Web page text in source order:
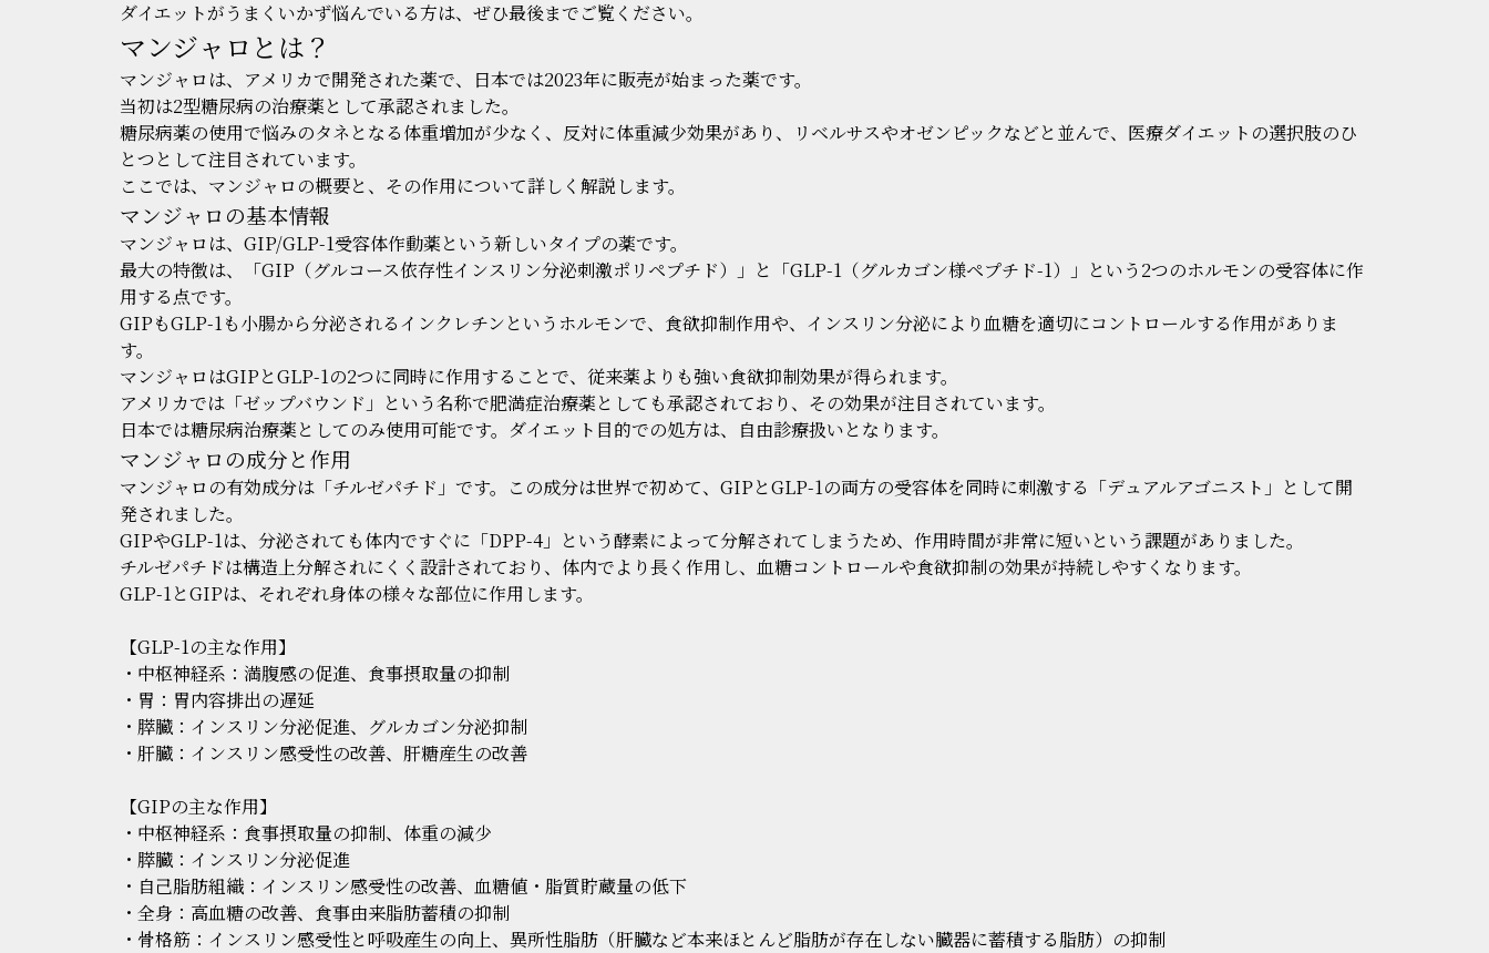
ダイエットがうまくいかず悩んでいる方は、ぜひ最後までご覧ください。
マンジャロとは？
マンジャロは、アメリカで開発された薬で、日本では2023年に販売が始まった薬です。
当初は2型糖尿病の治療薬として承認されました。
糖尿病薬の使用で悩みのタネとなる体重増加が少なく、反対に体重減少効果があり、リベルサスやオゼンピックなどと並んで、医療ダイエットの選択肢のひ
とつとして注目されています。
ここでは、マンジャロの概要と、その作用について詳しく解説します。
マンジャロの基本情報
マンジャロは、GIP/GLP-1受容体作動薬という新しいタイプの薬です。
最大の特徴は、「GIP（グルコース依存性インスリン分泌刺激ポリペプチド）」と「GLP-1（グルカゴン様ペプチド-1）」という2つのホルモンの受容体に作
用する点です。
GIPもGLP-1も小腸から分泌されるインクレチンというホルモンで、食欲抑制作用や、インスリン分泌により血糖を適切にコントロールする作用がありま
す。
マンジャロはGIPとGLP-1の2つに同時に作用することで、従来薬よりも強い食欲抑制効果が得られます。
アメリカでは「ゼップバウンド」という名称で肥満症治療薬としても承認されており、その効果が注目されています。
日本では糖尿病治療薬としてのみ使用可能です。ダイエット目的での処方は、自由診療扱いとなります。
マンジャロの成分と作用
マンジャロの有効成分は「チルゼパチド」です。この成分は世界で初めて、GIPとGLP-1の両方の受容体を同時に刺激する「デュアルアゴニスト」として開
発されました。
GIPやGLP-1は、分泌されても体内ですぐに「DPP-4」という酵素によって分解されてしまうため、作用時間が非常に短いという課題がありました。
チルゼパチドは構造上分解されにくく設計されており、体内でより長く作用し、血糖コントロールや食欲抑制の効果が持続しやすくなります。
GLP-1とGIPは、それぞれ身体の様々な部位に作用します。
【GLP-1の主な作用】
・中枢神経系：満腹感の促進、食事摂取量の抑制
・胃：胃内容排出の遅延
・膵臓：インスリン分泌促進、グルカゴン分泌抑制
・肝臓：インスリン感受性の改善、肝糖産生の改善
【GIPの主な作用】
・中枢神経系：食事摂取量の抑制、体重の減少
・膵臓：インスリン分泌促進
・自己脂肪組織：インスリン感受性の改善、血糖値・脂質貯蔵量の低下
・全身：高血糖の改善、食事由来脂肪蓄積の抑制
・骨格筋：インスリン感受性と呼吸産生の向上、異所性脂肪（肝臓など本来ほとんど脂肪が存在しない臓器に蓄積する脂肪）の抑制